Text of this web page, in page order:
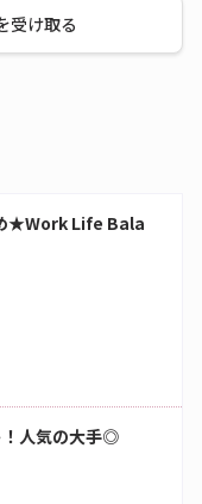
受け取る
★Work Life Bala
！人気の大手◎